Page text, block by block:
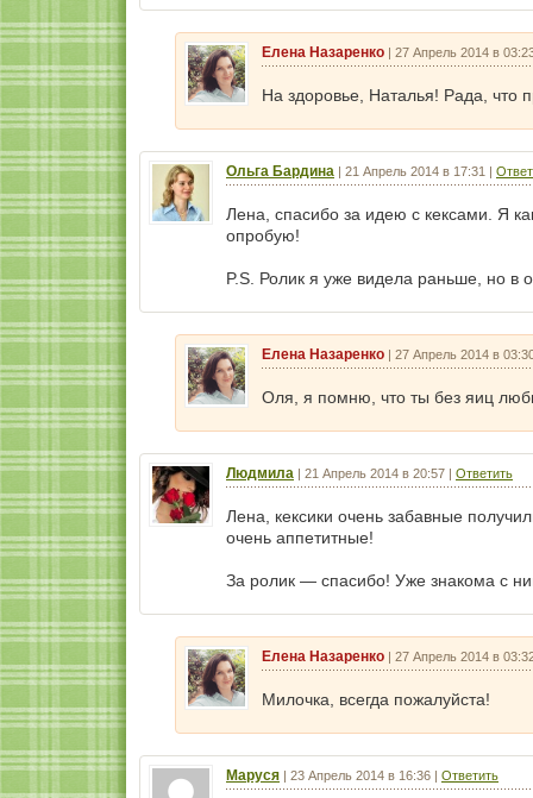
Елена Назаренко | 27 Апрель 2014 в
На здоровье, Наталья! Рада, что
Ольга Бардина | 21 Апрель 2014 в 17:31 |
Лена, спасибо за идею с кексами. Я
опробую!
P.S. Ролик я уже видела раньше, но в
Елена Назаренко | 27 Апрель 2014 в
Оля, я помню, что ты без яиц
Людмила | 21 Апрель 2014 в 20:57 | Ответить
Лена, кексики очень забавные
очень аппетитные!
За ролик — спасибо! Уже знакома с
Елена Назаренко | 27 Апрель 2014 в
Милочка, всегда пожалуйста!
Маруся | 23 Апрель 2014 в 16:36 | Ответить